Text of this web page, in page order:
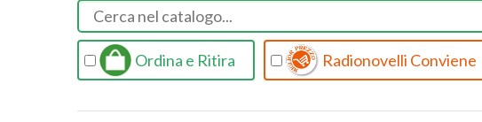
Ordina e Ritira Radionovelli Conviene